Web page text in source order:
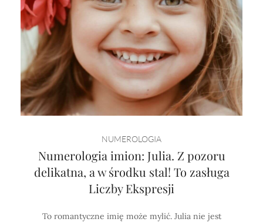
NUMEROLOGIA
Numerologia imion: Julia. Z pozoru
delikatna, a w środku stal! To zasługa
Liczby Ekspresji
To romantyczne imię może mylić. Julia nie jest